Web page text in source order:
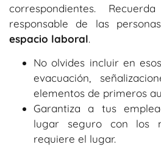
correspondientes.
responsable de las
espacio laboral.
No olvides incluir en
evacuación,
elementos de primeros
Garantiza a tus
lugar seguro con los
requiere el lugar.